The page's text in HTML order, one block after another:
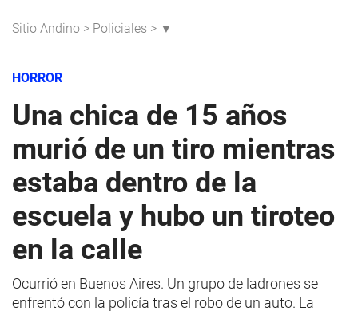
Sitio Andino > Policiales > ▼
HORROR
Una chica de 15 años
murió de un tiro mientras
estaba dentro de la
escuela y hubo un tiroteo
en la calle
Ocurrió en Buenos Aires. Un grupo de ladrones se
enfrentó con la policía tras el robo de un auto. La